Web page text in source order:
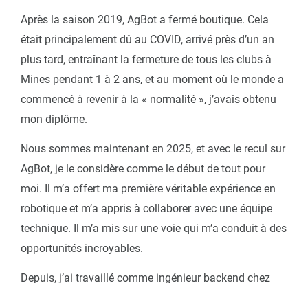
Après la saison 2019, AgBot a fermé boutique. Cela
était principalement dû au COVID, arrivé près d’un an
plus tard, entraînant la fermeture de tous les clubs à
Mines pendant 1 à 2 ans, et au moment où le monde a
commencé à revenir à la « normalité », j’avais obtenu
mon diplôme.
Nous sommes maintenant en 2025, et avec le recul sur
AgBot, je le considère comme le début de tout pour
moi. Il m’a offert ma première véritable expérience en
robotique et m’a appris à collaborer avec une équipe
technique. Il m’a mis sur une voie qui m’a conduit à des
opportunités incroyables.
Depuis, j’ai travaillé comme ingénieur backend chez